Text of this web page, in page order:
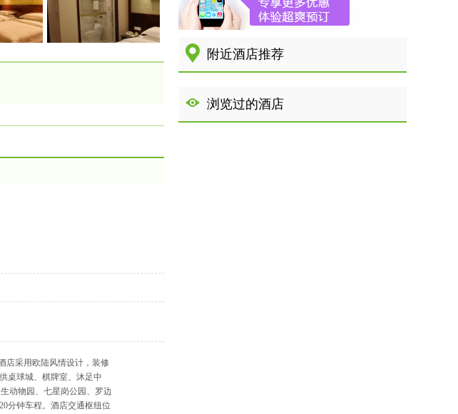
店采用欧陆风情设计，装修
桌球城、棋牌室、沐足中
动物园、七星岗公园、罗边
分钟车程。酒店交通枢纽位
附近酒店推荐
浏览过的酒店